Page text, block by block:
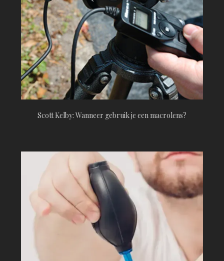
Scott Kelby: Wanneer gebruik je een macrolens?